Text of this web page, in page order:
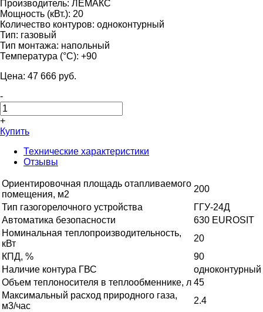
Производитель: ЛЕМАКС
Мощность (кВт.): 20
Количество контуров: одноконтурный
Тип: газовый
Тип монтажа: напольный
Температура (°С): +90
Цена: 47 666 pуб.
-
+
Купить
Технические характеристики
Отзывы
Ориентировочная площадь отапливаемого
помещения, м2
200
Тип газогорелочного устройства
ГГУ-24Д
Автоматика безопасности
630 EUROSIT
Номинальная теплопроизводительность,
кВт
20
КПД, %
90
Наличие контура ГВС
одноконтурный
Объем теплоносителя в теплообменнике, л 45
Максимальный расход природного газа,
м3/час
2.4